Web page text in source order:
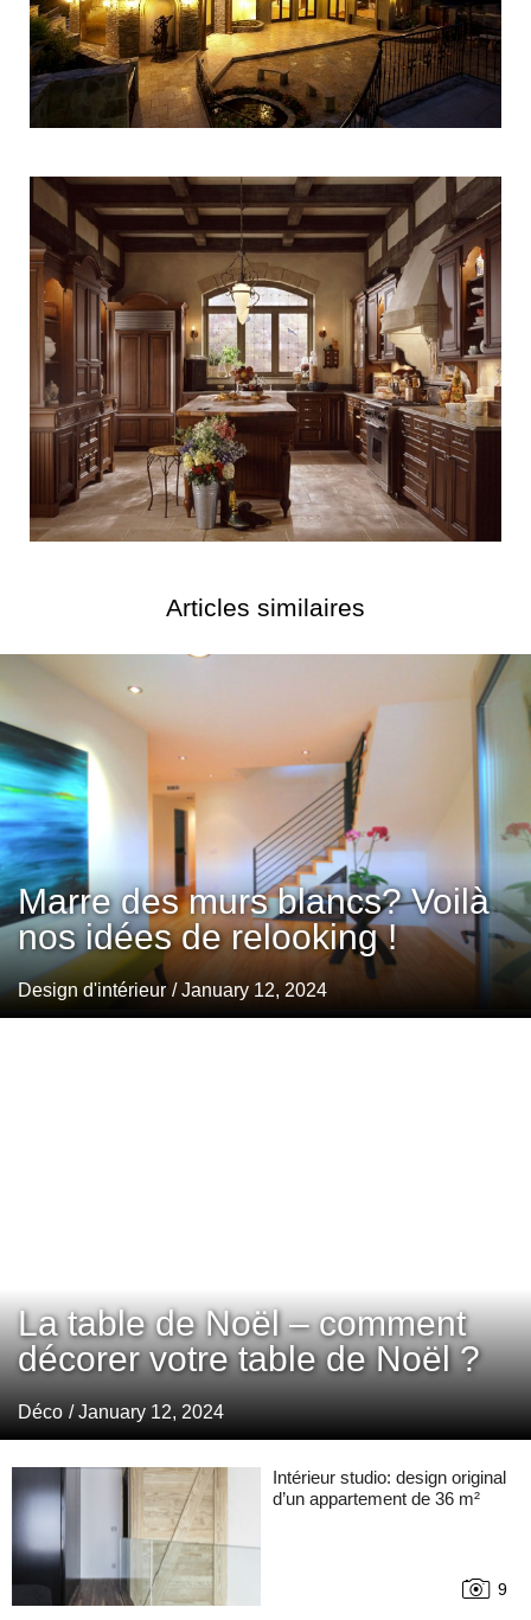
Articles similaires
Marre des murs blancs? Voilà
nos idées de relooking !
Design d'intérieur / January 12, 2024
La table de Noël – comment
décorer votre table de Noël ?
Déco / January 12, 2024
Intérieur studio: design original
d’un appartement de 36 m²
9